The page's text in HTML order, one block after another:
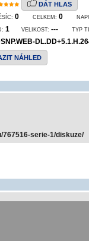
DÁT HLAS
0 CELKEM: 0
1 VELIKOST: --- TYP
NÁHLED
serie-1/diskuze/